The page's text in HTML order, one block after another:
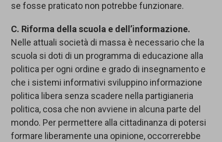
se fosse praticato non potrebbe funzionare.
C. Riforma della scuola e dell’informazione.
Nelle attuali società di massa è necessario che la
scuola si doti di un programma di educazione alla
politica per ogni ordine e grado di insegnamento e
che i sistemi informativi sviluppino informazione
politica libera senza scadere nella partigianeria
politica, cosa che non avviene in alcuna parte del
mondo. Per permettere alla cittadinanza di potersi
formare liberamente una opinione, occorrerebbe